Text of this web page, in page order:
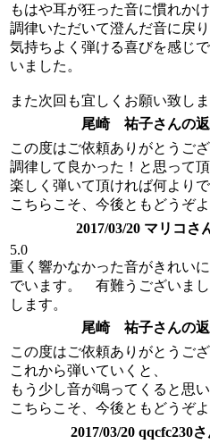
もはや耳が狂った音に慣れか
調律いただいて澄んだ音に戻
気持ちよく弾ける喜びを感じ
いました。
また次回も宜しくお願い致しま
尾崎 祐子さんの
この度はご依頼ありがとうござ
調律して良かった！と思って頂
楽しく弾いて頂ければ何よりで
こちらこそ、今後ともどうぞ
2017/03/20 マリコさ
5.0
重く響かなかった音がきれい
でいます。 有難うございま
します。
尾崎 祐子さんの
この度はご依頼ありがとうござ
これから弾いていくと、
もう少し音が鳴ってくると思い
こちらこそ、今後ともどうぞ
2017/03/20 qqcfc230